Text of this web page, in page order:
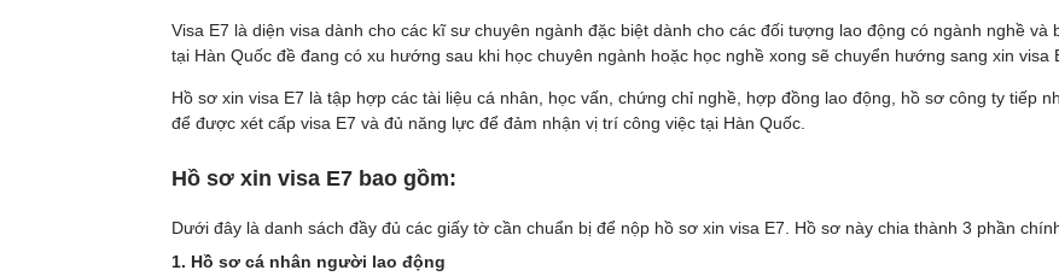
Visa E7 là diện visa dành cho các kĩ sư chuyên ngành đặc biệt dành cho các đối tượng lao động có ngành nghề
tại Hàn Quốc đề đang có xu hướng sau khi học chuyên ngành hoặc học nghề xong sẽ chuyển hướng sang xin visa
Hồ sơ xin visa E7 là tập hợp các tài liệu cá nhân, học vấn, chứng chỉ nghề, hợp đồng lao động, hồ sơ công ty tiếp
để được xét cấp visa E7 và đủ năng lực để đảm nhận vị trí công việc tại Hàn Quốc.
Hồ sơ xin visa E7 bao gồm:
Dưới đây là danh sách đầy đủ các giấy tờ cần chuẩn bị để nộp hồ sơ xin visa E7. Hồ sơ này chia thành 3 phần
1. Hồ sơ cá nhân người lao động